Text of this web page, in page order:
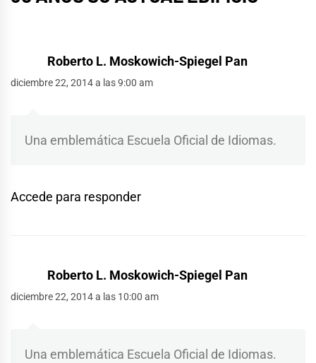
Roberto L. Moskowich-Spiegel Pan
diciembre 22, 2014 a las 9:00 am
Una emblemática Escuela Oficial de Idiomas.
Accede para responder
Roberto L. Moskowich-Spiegel Pan
diciembre 22, 2014 a las 10:00 am
Una emblemática Escuela Oficial de Idiomas.